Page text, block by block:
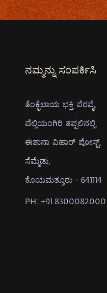
ನಮ್ಮನ್ನು ಸಂಪರ್ಕಿಸಿ
ತೆಂಕೈಲಾಯ ಭಕ್ತಿ ಪೆರವೈ,
ವೆಲ್ಲಿಯಂಗಿರಿ ತಪ್ಪಲಿನಲ್ಲಿ,
ಈಶಾನಾ ವಿಹಾರ್ ಪೋಸ್ಟ್,
ಸೆಮ್ಮೆಡು,
ಕೊಯಮತ್ತೂರು - 641114
PH: +91 8300082000